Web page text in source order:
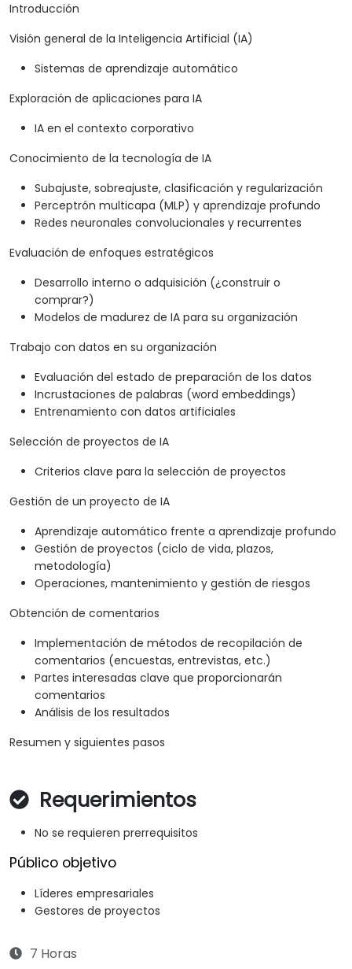
Introducción
Visión general de la Inteligencia Artificial (IA)
Sistemas de aprendizaje automático
Exploración de aplicaciones para IA
IA en el contexto corporativo
Conocimiento de la tecnología de IA
Subajuste, sobreajuste, clasificación y regularización
Perceptrón multicapa (MLP) y aprendizaje profundo
Redes neuronales convolucionales y recurrentes
Evaluación de enfoques estratégicos
Desarrollo interno o adquisición (¿construir o
comprar?)
Modelos de madurez de IA para su organización
Trabajo con datos en su organización
Evaluación del estado de preparación de los datos
Incrustaciones de palabras (word embeddings)
Entrenamiento con datos artificiales
Selección de proyectos de IA
Criterios clave para la selección de proyectos
Gestión de un proyecto de IA
Aprendizaje automático frente a aprendizaje profundo
Gestión de proyectos (ciclo de vida, plazos,
metodología)
Operaciones, mantenimiento y gestión de riesgos
Obtención de comentarios
Implementación de métodos de recopilación de
comentarios (encuestas, entrevistas, etc.)
Partes interesadas clave que proporcionarán
comentarios
Análisis de los resultados
Resumen y siguientes pasos
Requerimientos
No se requieren prerrequisitos
Público objetivo
Líderes empresariales
Gestores de proyectos
7 Horas